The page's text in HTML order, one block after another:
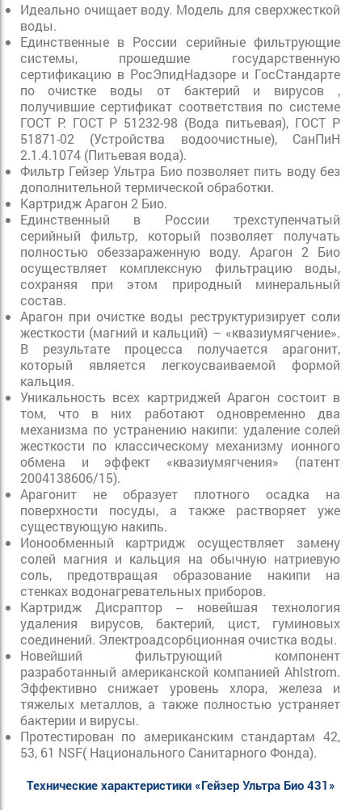
Идеально очищает воду. Модель для сверхжесткой
воды.
Единственные в России серийные фильтрующие
системы, прошедшие государственную
сертификацию в РосЭпидНадзоре и ГосСтандарте
по очистке воды от бактерий и вирусов ,
получившие сертификат соответствия по системе
ГОСТ Р: ГОСТ Р 51232-98 (Вода питьевая), ГОСТ Р
51871-02 (Устройства водоочистные), СанПиН
2.1.4.1074 (Питьевая вода).
Фильтр Гейзер Ультра Био позволяет пить воду без
дополнительной термической обработки.
Картридж Арагон 2 Био.
Единственный в России трехступенчатый
серийный фильтр, который позволяет получать
полностью обеззараженную воду. Арагон 2 Био
осуществляет комплексную фильтрацию воды,
сохраняя при этом природный минеральный
состав.
Арагон при очистке воды реструктуризирует соли
жесткости (магний и кальций) – «квазиумягчение».
В результате процесса получается арагонит,
который является легкоусваиваемой формой
кальция.
Уникальность всех картриджей Арагон состоит в
том, что в них работают одновременно два
механизма по устранению накипи: удаление солей
жесткости по классическому механизму ионного
обмена и эффект «квазиумягчения» (патент
2004138606/15).
Арагонит не образует плотного осадка на
поверхности посуды, а также растворяет уже
существующую накипь.
Ионообменный картридж осуществляет замену
солей магния и кальция на обычную натриевую
соль, предотвращая образование накипи на
стенках водонагревательных приборов.
Картридж Дисраптор -- новейшая технология
удаления вирусов, бактерий, цист, гуминовых
соединений. Электроадсорбционная очистка воды.
Новейший фильтрующий компонент
разработанный американской компанией Ahlstrom.
Эффективно снижает уровень хлора, железа и
тяжелых металлов, а также полностью устраняет
бактерии и вирусы.
Протестирован по американским стандартам 42,
53, 61 NSF( Национального Санитарного Фонда).
Технические характеристики «Гейзер Ультра Био 431»